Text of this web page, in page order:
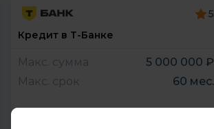
Кемеровская область
Кировская область
Костромская область
Краснодарский край
5
Кредит в Т-Банке
Макс. сумма
5 000 000 ₽
Макс. срок
60 мес.